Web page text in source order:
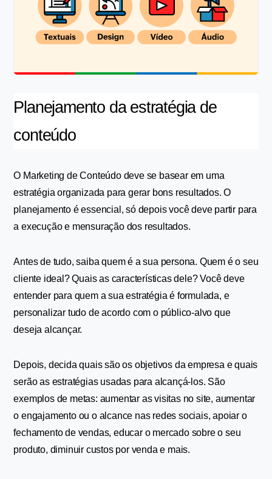
Planejamento da estratégia de
conteúdo
O Marketing de Conteúdo deve se basear em uma
estratégia organizada para gerar bons resultados. O
planejamento é essencial, só depois você deve partir para
a execução e mensuração dos resultados.
Antes de tudo, saiba quem é a sua persona. Quem é o seu
cliente ideal? Quais as características dele? Você deve
entender para quem a sua estratégia é formulada, e
personalizar tudo de acordo com o público-alvo que
deseja alcançar.
Depois, decida quais são os objetivos da empresa e quais
serão as estratégias usadas para alcançá-los. São
exemplos de metas: aumentar as visitas no site, aumentar
o engajamento ou o alcance nas redes sociais, apoiar o
fechamento de vendas, educar o mercado sobre o seu
produto, diminuir custos por venda e mais.